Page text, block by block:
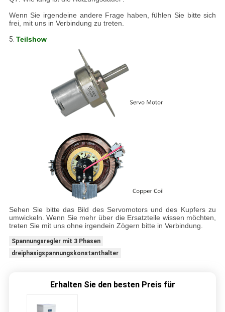
Wenn Sie irgendeine andere Frage haben, fühlen Sie bitte sich
frei, mit uns in Verbindung zu treten.
5. Teilshow
Sehen Sie bitte das Bild des Servomotors und des Kupfers zu
umwickeln. Wenn Sie mehr über die Ersatzteile wissen möchten,
treten Sie mit uns ohne irgendein Zögern bitte in Verbindung.
Spannungsregler mit 3 Phasen
dreiphasigspannungskonstanthalter
Erhalten Sie den besten Preis für